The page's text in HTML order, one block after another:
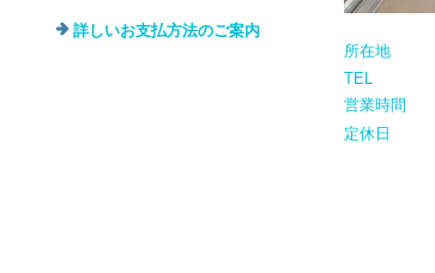
詳しいお支払方法のご案内
所在地
TEL
営業時間
定休日